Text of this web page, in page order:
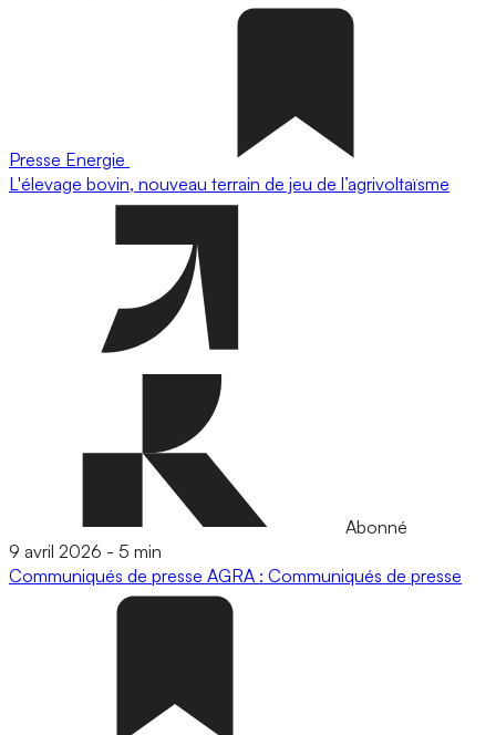
Presse Energie
L'élevage bovin, nouveau terrain de jeu de l’agrivoltaïsme
Abonné
9 avril 2026 - 5 min
Communiqués de presse AGRA : Communiqués de presse